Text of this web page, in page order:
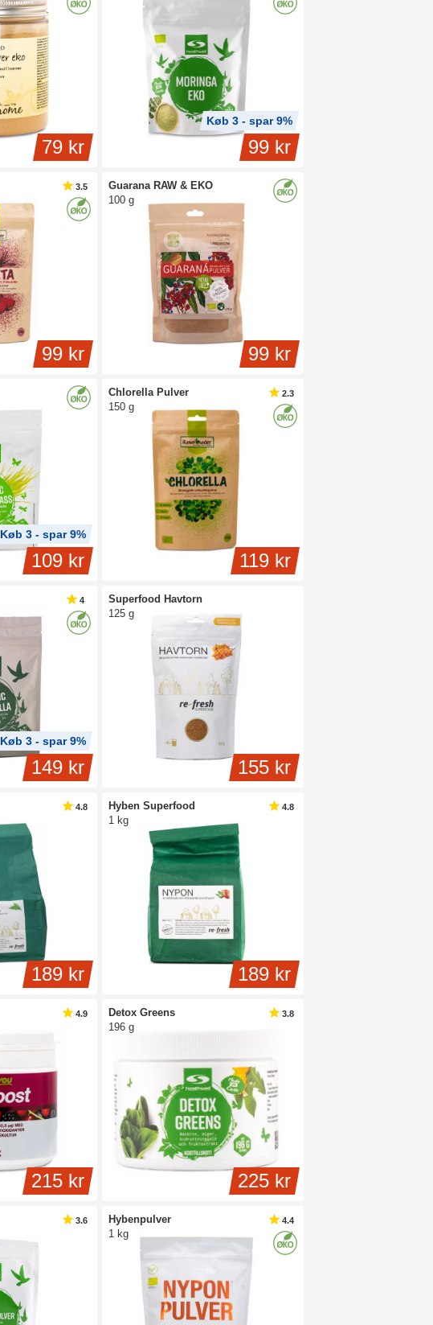
79 kr
Køb 3 - spar 9%
99 kr
99 kr
3.5
Guarana RAW & EKO
100 g
99 kr
Køb 3 - spar 9%
109 kr
Chlorella Pulver
150 g
119 kr
2.3
Køb 3 - spar 9%
149 kr
4
Superfood Havtorn
125 g
155 kr
189 kr
4.8
Hyben Superfood
1 kg
189 kr
4.8
215 kr
4.9
Detox Greens
196 g
225 kr
3.8
3.6
Hybenpulver
1 kg
4.4